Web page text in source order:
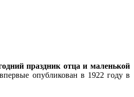
праздник отца и маленькой
опубликован в 1922 году в